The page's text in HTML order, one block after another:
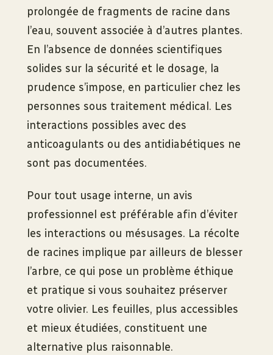
prolongée de fragments de racine dans
l’eau, souvent associée à d’autres plantes.
En l’absence de données scientifiques
solides sur la sécurité et le dosage, la
prudence s’impose, en particulier chez les
personnes sous traitement médical. Les
interactions possibles avec des
anticoagulants ou des antidiabétiques ne
sont pas documentées.
Pour tout usage interne, un avis
professionnel est préférable afin d’éviter
les interactions ou mésusages. La récolte
de racines implique par ailleurs de blesser
l’arbre, ce qui pose un problème éthique
et pratique si vous souhaitez préserver
votre olivier. Les feuilles, plus accessibles
et mieux étudiées, constituent une
alternative plus raisonnable.